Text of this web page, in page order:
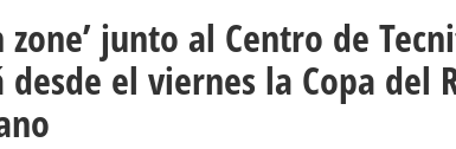
zone’ junto al Centro de
el viernes la Copa del